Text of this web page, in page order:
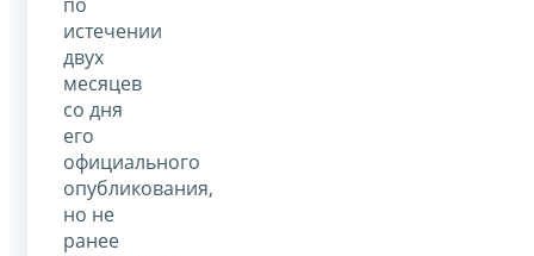
истечении
двух
месяцев
со дня
его
официального
опубликования,
но не
ранее